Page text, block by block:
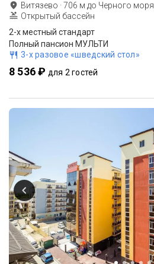
Витязево ·706 м до Черного моря
Открытый бассейн
2-x местный стандарт
Полный пансион МУЛЬТИ
3-х разовое «шведский стол»
8 536 ₽ для 2 гостей